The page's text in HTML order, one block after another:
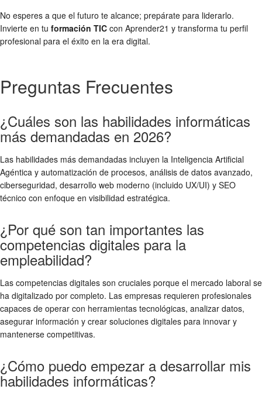
No esperes a que el futuro te alcance; prepárate para liderarlo.
Invierte en tu formación TIC con Aprender21 y transforma tu perfil
profesional para el éxito en la era digital.
Preguntas Frecuentes
¿Cuáles son las habilidades informáticas
más demandadas en 2026?
Las habilidades más demandadas incluyen la Inteligencia Artificial
Agéntica y automatización de procesos, análisis de datos avanzado,
ciberseguridad, desarrollo web moderno (incluido UX/UI) y SEO
técnico con enfoque en visibilidad estratégica.
¿Por qué son tan importantes las
competencias digitales para la
empleabilidad?
Las competencias digitales son cruciales porque el mercado laboral se
ha digitalizado por completo. Las empresas requieren profesionales
capaces de operar con herramientas tecnológicas, analizar datos,
asegurar información y crear soluciones digitales para innovar y
mantenerse competitivas.
¿Cómo puedo empezar a desarrollar mis
habilidades informáticas?